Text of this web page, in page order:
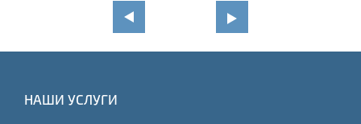
НАШИ УСЛУГИ